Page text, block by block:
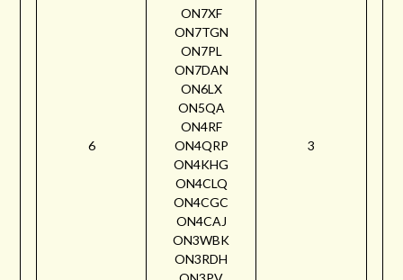
6
ON7XF
ON7TGN
ON7PL
ON7DAN
ON6LX
ON5QA
ON4RF
ON4QRP
ON4KHG
ON4CLQ
ON4CGC
ON4CAJ
ON3WBK
ON3RDH
3